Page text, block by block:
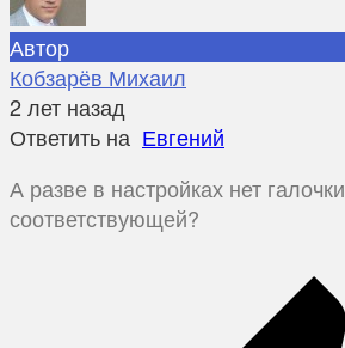
Автор
Кобзарёв Михаил
2 лет назад
Ответить на Евгений
А разве в настройках нет галочки
соответствующей?